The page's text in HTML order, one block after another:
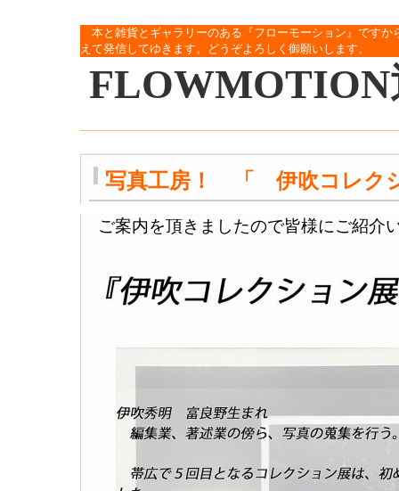
本と雑貨とギャラリーのある『フローモーション』です
えて発信してゆきます。どうぞよろしく御願いします。
FLOWMOTION
写真工房！ 「 伊吹コレ
ご案内を頂きましたので皆様にご紹介